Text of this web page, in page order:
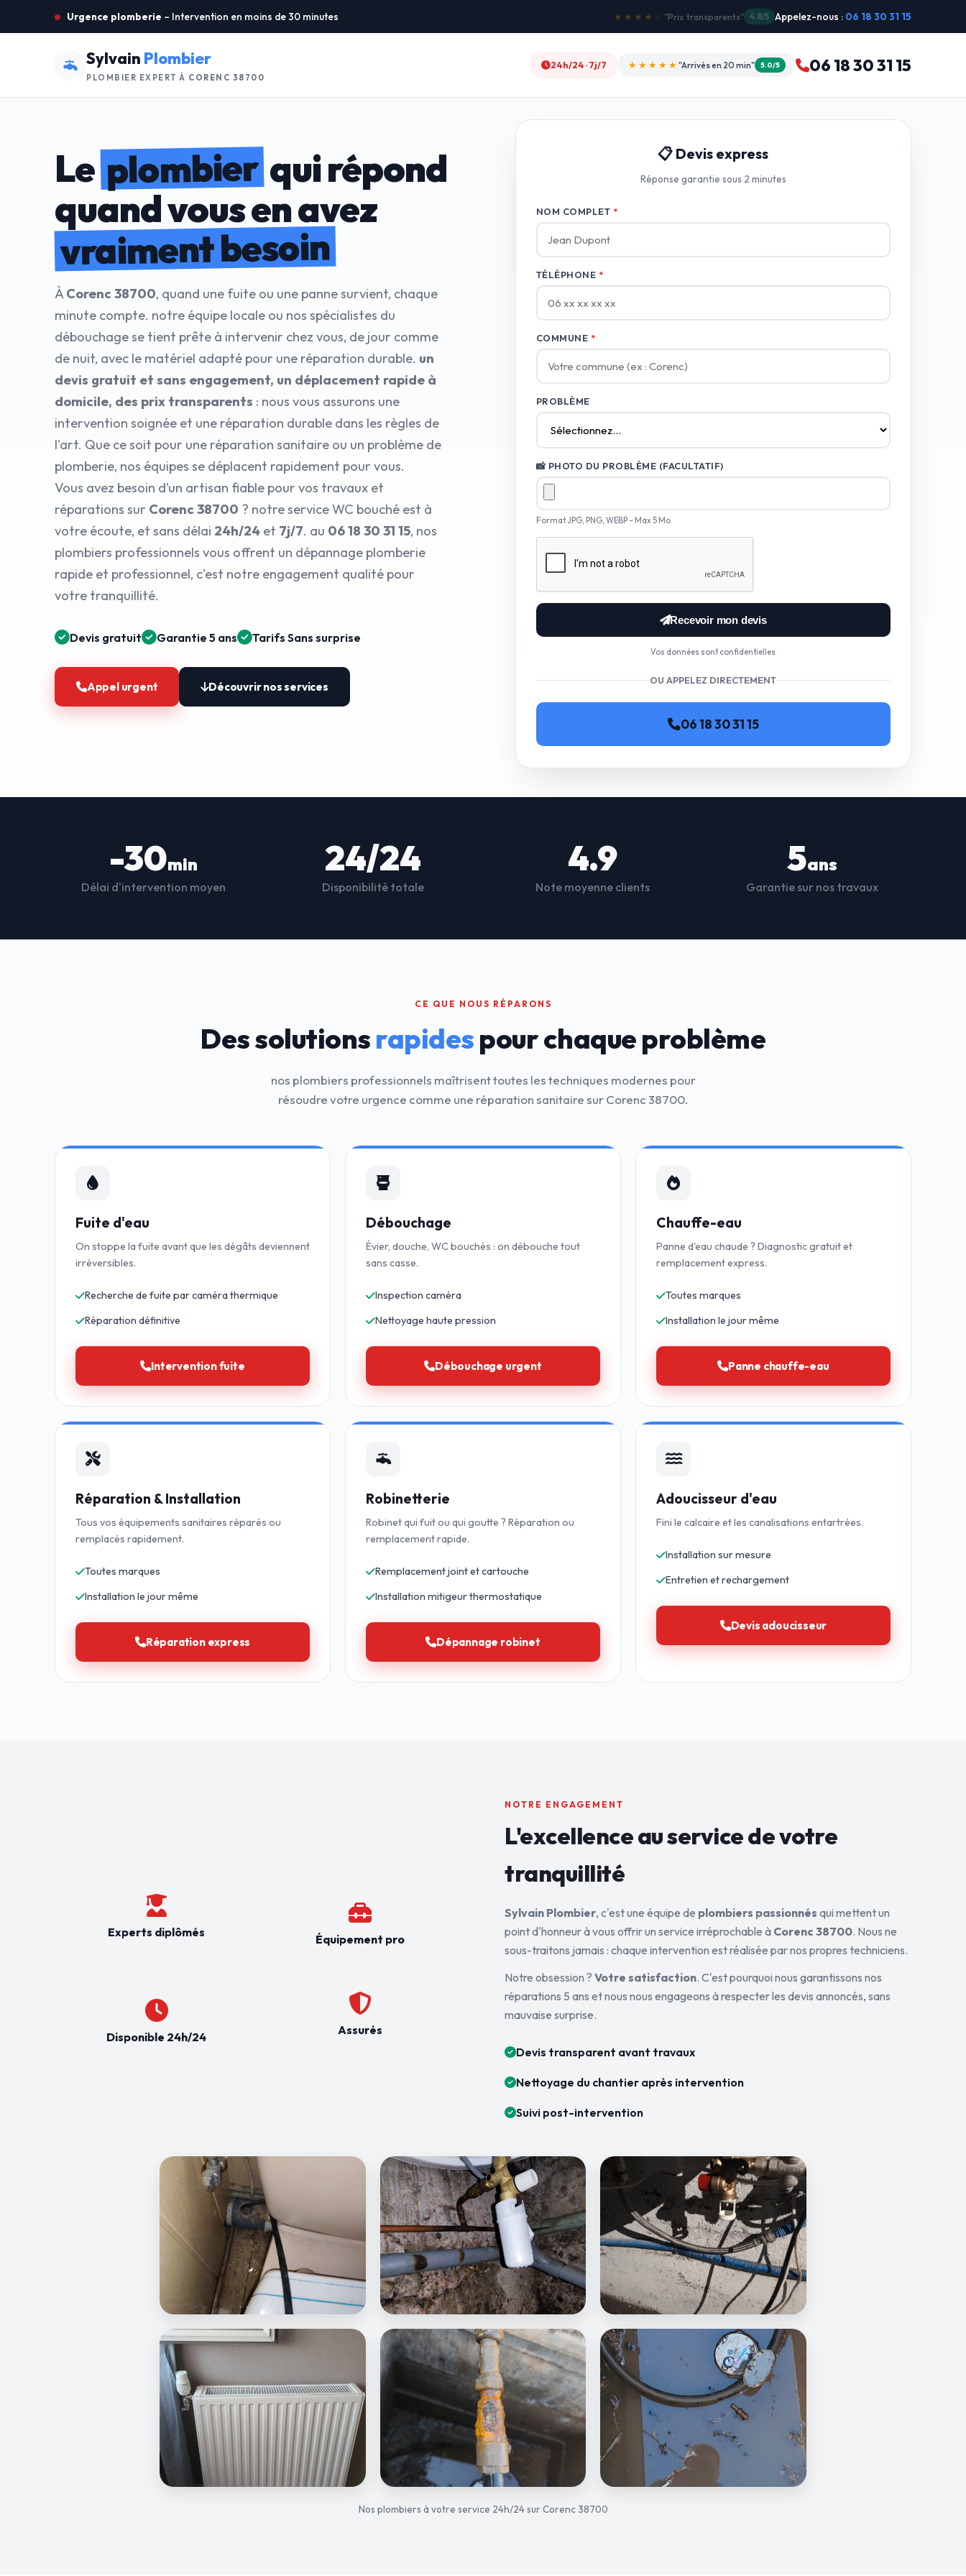
Urgence plomberie – Intervention en moins de 30 minutes ★★★★★ "Intervention dimanche" 5.0/5 Appelez-nous : 06 18 30 31 15
Sylvain Plombier
PLOMBIER EXPERT À CORENC 38700
24h/24 · 7j/7 ★★★★★ "Arrivés en 20 min" 5.0/5 06 18 30 31 15
Leplombierqui répond
quand vous en avez
vraiment besoin
ÀCorenc 38700, quand une fuite ou une panne survient, chaque
minute compte. notre équipe locale ou nos spécialistes du
débouchage se tient prête à intervenir chez vous, de jour comme
de nuit, avec le matériel adapté pour une réparation durable. un
devis gratuit et sans engagement, un déplacement rapide à
domicile, des prix transparents : nous vous assurons une
intervention soignée et une réparation durable dans les règles de
l'art. Que ce soit pour une réparation sanitaire ou un problème de
plomberie, nos équipes se déplacent rapidement pour vous.
Vous avez besoin d’un artisan fiable pour vos travaux et
réparations sur Corenc 38700 ? notre service WC bouché est à
votre écoute, et sans délai 24h/24 et 7j/7. au 06 18 30 31 15, nos
plombiers professionnels vous offrent un dépannage plomberie
rapide et professionnel, c'est notre engagement qualité pour
votre tranquillité.
Devis gratuit Garantie 5 ans Tarifs Sans surprise
Appel urgent Découvrir nos services
📋 Devis express
Réponse garantie sous 2 minutes
NOM COMPLET *
TÉLÉPHONE *
COMMUNE *
PROBLÈME
📸 PHOTO DU PROBLÈME (FACULTATIF)
Format JPG, PNG, WEBP - Max 5 Mo
Recevoir mon devis
Vos données sont confidentielles
OU APPELEZ DIRECTEMENT
06 18 30 31 15
-30min
Délai d'intervention moyen
24/24
Disponibilité totale
4.9
Note moyenne clients
5ans
Garantie sur nos travaux
CE QUE NOUS RÉPARONS
Des solutionsrapidespour chaque problème
nos plombiers professionnels maîtrisent toutes les techniques modernes pour
résoudre votre urgence comme une réparation sanitaire sur Corenc 38700.
Fuite d'eau
On stoppe la fuite avant que les dégâts deviennent
irréversibles.
Recherche de fuite par caméra thermique
Réparation définitive
Intervention fuite
Débouchage
Évier, douche, WC bouchés : on débouche tout
sans casse.
Inspection caméra
Nettoyage haute pression
Débouchage urgent
Chauffe-eau
Panne d'eau chaude ? Diagnostic gratuit et
remplacement express.
Toutes marques
Installation le jour même
Panne chauffe-eau
Réparation & Installation
Tous vos équipements sanitaires réparés ou
remplacés rapidement.
Toutes marques
Installation le jour même
Réparation express
Robinetterie
Robinet qui fuit ou qui goutte ? Réparation ou
remplacement rapide.
Remplacement joint et cartouche
Installation mitigeur thermostatique
Dépannage robinet
Adoucisseur d'eau
Fini le calcaire et les canalisations entartrées.
Installation sur mesure
Entretien et rechargement
Devis adoucisseur
Experts diplômés
Disponible 24h/24
Équipement pro
Assurés
NOTRE ENGAGEMENT
L'excellence au service devotre
tranquillité
Sylvain Plombier, c'est une équipe de plombiers passionnés qui mettent un
point d'honneur à vous offrir un service irréprochable à Corenc 38700. Nous ne
sous-traitons jamais : chaque intervention est réalisée par nos propres techniciens.
Notre obsession ? Votre satisfaction. C'est pourquoi nous garantissons nos
réparations 5 ans et nous nous engageons à respecter les devis annoncés, sans
mauvaise surprise.
Devis transparent avant travaux
Nettoyage du chantier après intervention
Suivi post-intervention
Nos plombiers à votre service 24h/24 sur Corenc 38700